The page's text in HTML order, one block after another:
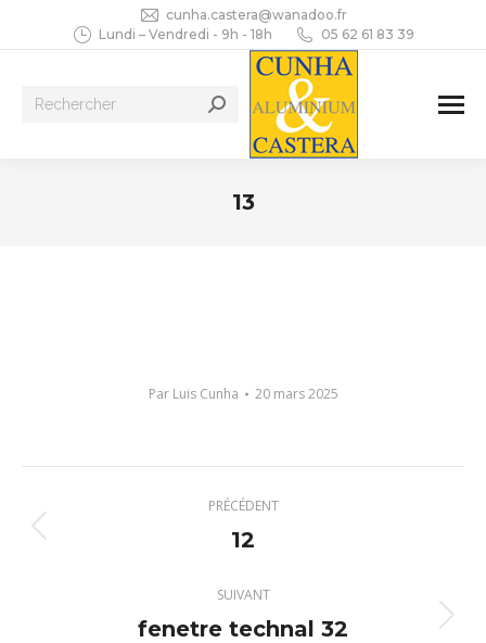
cunha.castera@wanadoo.fr
Lundi – Vendredi - 9h - 18h
05 62 61 83 39
Recherche
13
Par Luis Cunha 20 mars 2025
album
PRÉCÉDENT
Album
:
12
SUIVANT
Album
fenetre technal 32